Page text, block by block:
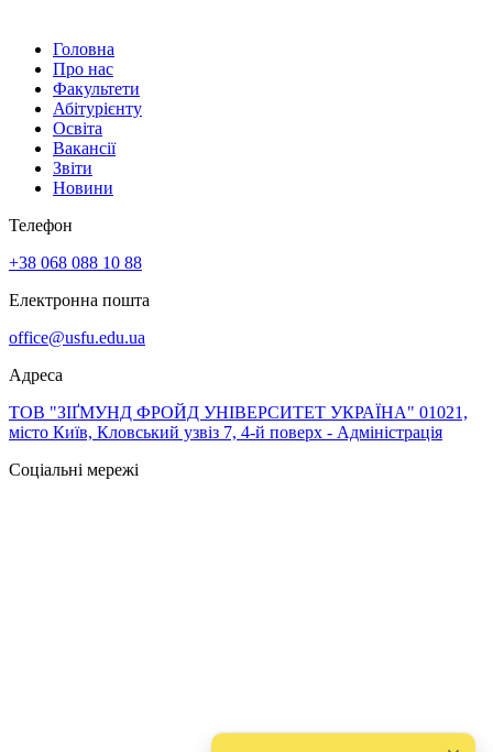
Головна
Про нас
Факультети
Абітурієнту
Освіта
Вакансії
Звіти
Новини
Телефон
+38 068 088 10 88
Електронна пошта
office@usfu.edu.ua
Адреса
ТОВ "ЗІҐМУНД ФРОЙД УНІВЕРСИТЕТ УКРАЇНА" 01021,
місто Київ, Кловський узвіз 7, 4-й поверх - Адміністрація
Соціальні мережі